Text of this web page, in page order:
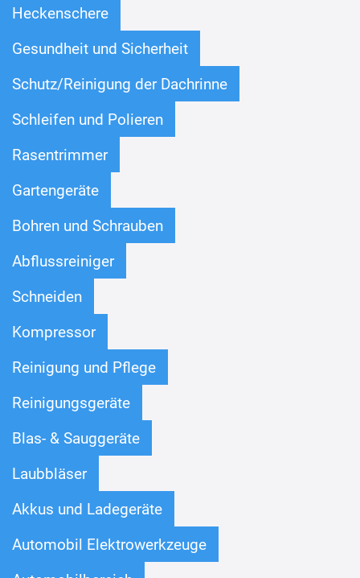
Heckenschere
Gesundheit und Sicherheit
Schutz/Reinigung der Dachrinne
Schleifen und Polieren
Rasentrimmer
Gartengeräte
Bohren und Schrauben
Abflussreiniger
Schneiden
Kompressor
Reinigung und Pflege
Reinigungsgeräte
Blas- & Sauggeräte
Laubbläser
Akkus und Ladegeräte
Automobil Elektrowerkzeuge